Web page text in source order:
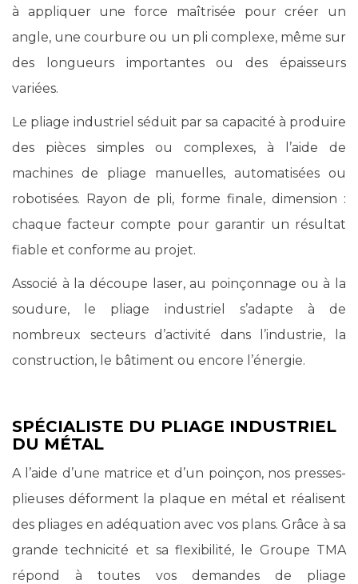
à appliquer une force maîtrisée pour créer un
angle, une courbure ou un pli complexe, même sur
des longueurs importantes ou des épaisseurs
variées.
Le pliage industriel séduit par sa capacité à produire
des pièces simples ou complexes, à l’aide de
machines de pliage manuelles, automatisées ou
robotisées. Rayon de pli, forme finale, dimension :
chaque facteur compte pour garantir un résultat
fiable et conforme au projet.
Associé à la découpe laser, au poinçonnage ou à la
soudure, le pliage industriel s’adapte à de
nombreux secteurs d’activité dans l’industrie, la
construction, le bâtiment ou encore l’énergie.
SPÉCIALISTE DU PLIAGE INDUSTRIEL
DU MÉTAL
A l’aide d’une matrice et d’un poinçon, nos presses-
plieuses déforment la plaque en métal et réalisent
des pliages en adéquation avec vos plans. Grâce à sa
grande technicité et sa flexibilité, le Groupe TMA
répond à toutes vos demandes de pliage